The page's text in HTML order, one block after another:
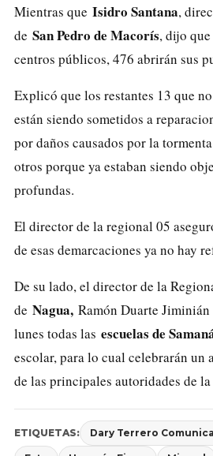
Mientras que Isidro Santana,
de San Pedro de Macorís, dijo
centros públicos, 476 abrirán sus
Explicó que los restantes 13 que
están siendo sometidos a
por daños causados por la
otros porque ya estaban siendo
profundas.
El director de la regional 05
de esas demarcaciones ya no hay
De su lado, el director de la
de Nagua, Ramón Duarte
lunes todas las escuelas de
escolar, para lo cual celebrarán un
de las principales autoridades de
ETIQUETAS: Dary Terrero